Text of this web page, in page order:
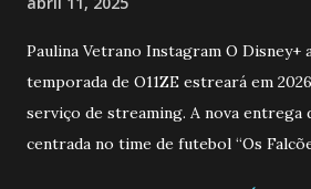
Paulina Vetrano Instagram O Disney+
temporada de O11ZE estreará em
serviço de streaming. A nova entrega
centrada no time de futebol “Os